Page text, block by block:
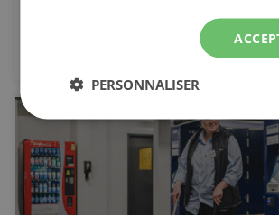
VOIR LES DÉTAILS DU POSTE
PERSONNALISER